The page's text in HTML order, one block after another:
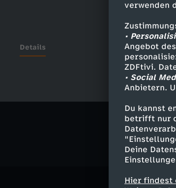
verwenden
•
Angebot
ZDFtivi.
• Social
Anbietern.
Du kannst
betrifft nur
Deine
Hier findest
Details